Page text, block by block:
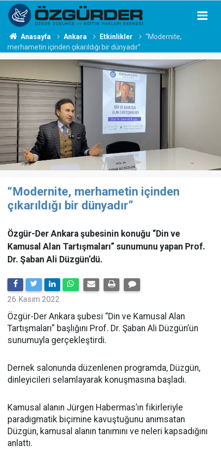
Anasayfa Ankara Etkinlikler
“Modernite,
merhametin içinden çıkarıldığı bir dünyadır”
“Modernite, merhametin içinden
çıkarıldığı bir dünyadır”
Özgür-Der Ankara şubesinin konuğu “Din ve
Kamusal Alan Tartışmaları” sunumunu yapan Prof.
Dr. Şaban Ali Düzgün’dü.
26 Kasım 2022
Özgür-Der Ankara şubesi “Din ve Kamusal Alan
Tartışmaları” başlığını Prof. Dr. Şaban Ali Düzgün’ün
sunumuyla gerçekleştirdi.
Dernek salonunda düzenlenen programda, Düzgün,
dinleyicileri selamlayarak konuşmasına başladı.
Kamusal alanın Jürgen Habermas’ın fikirleriyle
paradigmatik biçimine kavuştuğunu anımsatan
Düzgün, kamusal alanın tanımını ve neleri kapsadığını
anlattı.